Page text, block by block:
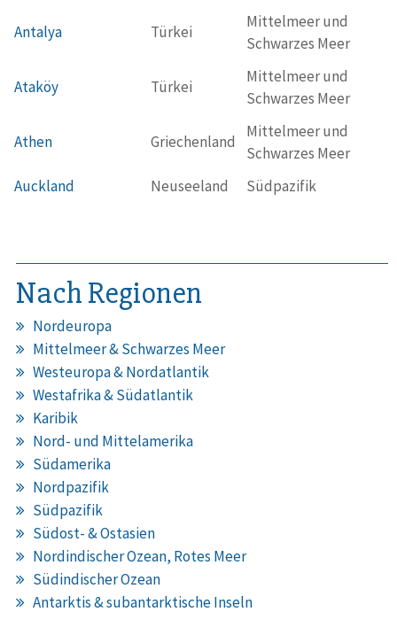
Antalya Türkei
Mittelmeer und
Schwarzes Meer
Ataköy Türkei
Mittelmeer und
Schwarzes Meer
Athen Griechenland
Mittelmeer und
Schwarzes Meer
Auckland
Neuseeland Südpazifik
Nach Regionen
Nordeuropa
Mittelmeer & Schwarzes Meer
Westeuropa & Nordatlantik
Westafrika & Südatlantik
Karibik
Nord- und Mittelamerika
Südamerika
Nordpazifik
Südpazifik
Südost- & Ostasien
Nordindischer Ozean, Rotes Meer
Südindischer Ozean
Antarktis & subantarktische Inseln